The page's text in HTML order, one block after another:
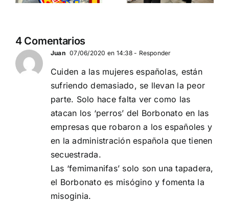
EN BARCELONA
4 Comentarios
Juan 07/06/2020 en 14:38- Responder
Cuiden a las mujeres españolas, están
sufriendo demasiado, se llevan la peor
parte. Solo hace falta ver como las
atacan los ‘perros’ del Borbonato en las
empresas que robaron a los españoles y
en la administración española que tienen
secuestrada.
Las ‘femimanifas’ solo son una tapadera,
el Borbonato es misógino y fomenta la
misoginia.